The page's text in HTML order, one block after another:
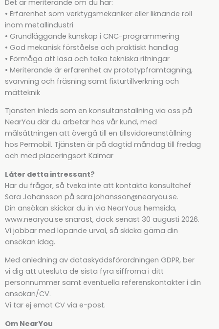
Det är meriterande om du har:
• Erfarenhet som verktygsmekaniker eller liknande roll
inom metallindustri
• Grundläggande kunskap i CNC-programmering
• God mekanisk förståelse och praktiskt handlag
• Förmåga att läsa och tolka tekniska ritningar
• Meriterande är erfarenhet av prototypframtagning,
svarvning och fräsning samt fixturtillverkning och
mätteknik
Tjänsten inleds som en konsultanställning via oss på
NearYou där du arbetar hos vår kund, med
målsättningen att övergå till en tillsvidareanställning
hos Permobil. Tjänsten är på dagtid måndag till fredag
och med placeringsort Kalmar
Låter detta intressant?
Har du frågor, så tveka inte att kontakta konsultchef
Sara Johansson på sara.johansson@nearyou.se.
Din ansökan skickar du in via NearYous hemsida,
www.nearyou.se snarast, dock senast 30 augusti 2026.
Vi jobbar med löpande urval, så skicka gärna din
ansökan idag.
Med anledning av dataskyddsförordningen GDPR, ber
vi dig att utesluta de sista fyra siffrorna i ditt
personnummer samt eventuella referenskontakter i din
ansökan/CV.
Vi tar ej emot CV via e-post.
Om NearYou